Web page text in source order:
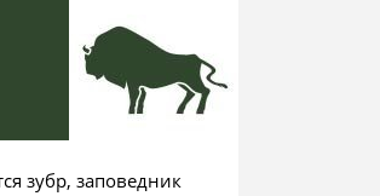
зубр, заповедник